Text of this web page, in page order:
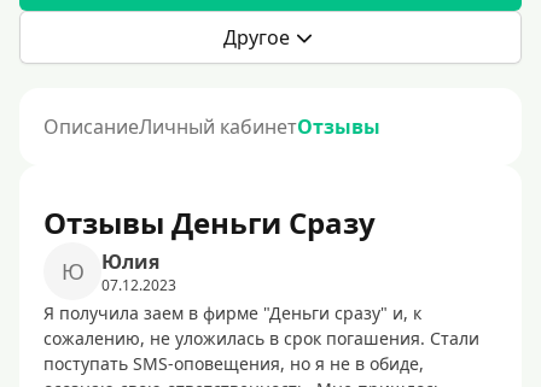
Другое
ОписаниеЛичный кабинетОтзывы
Отзывы Деньги Сразу
Ю Юлия
07.12.2023
Я получила заем в фирме "Деньги сразу" и, к
сожалению, не уложилась в срок погашения. Стали
поступать SMS-оповещения, но я не в обиде,